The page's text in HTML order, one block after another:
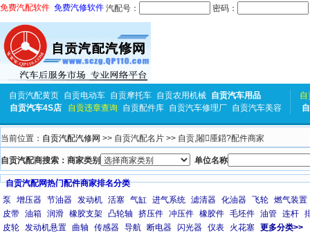
免费汽配软件 免费汽修软件 汽配号： 密码：
自贡汽配黄页 自贡电动车 自贡摩托车 自贡农用机械 自贡汽车用品
自贡汽车4S店
自贡违章查询 自贡配件库 自贡汽车修理厂 自贡汽车美容
自
当前位置： 自贡汽配汽修网 >> 自贡汽配名片 >> 自贡,闂厜鍣?配件商家
自贡汽配商搜索：商家类别 单位名称
自贡汽配网热门配件商家排名分类
泵
增压器 节油器 发动机 活塞 气缸 进气系统 滤清器 化油器 飞轮 燃气装置
皮带 油箱 润滑 橡胶支架 凸轮轴 挤压件 冲压件 橡胶件 毛坯件 油管 连杆
皮轮 发动机悬置 曲轴 传感器 导航 断电器 闪光器 仪表 火花塞 更多分类>>